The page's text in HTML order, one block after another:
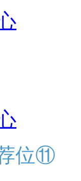
位⑪